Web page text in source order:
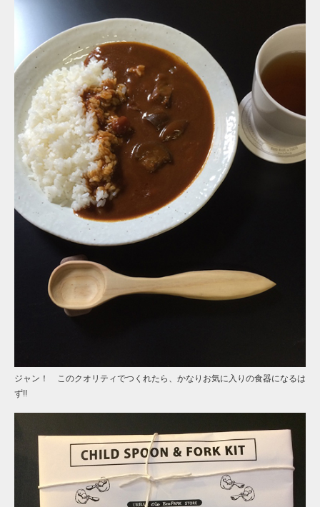
ジャン！ このクオリティでつくれたら、かなりお気に入りの食器になるは
ず!!